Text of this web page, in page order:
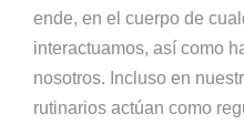
ende, en el cuerpo de
interactuamos, así como
nosotros. Incluso en
rutinarios actúan como